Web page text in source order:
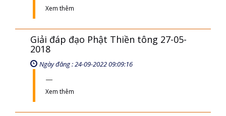
Xem thêm
Giải đáp đạo Phật Thiền tông 27-05-
2018
Ngày đăng : 24-09-2022 09:09:16
Xem thêm